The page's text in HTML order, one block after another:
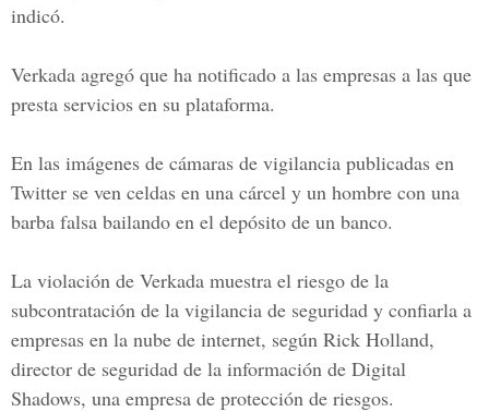
indicó.
Verkada agregó que ha notificado a las empresas a las que
presta servicios en su plataforma.
En las imágenes de cámaras de vigilancia publicadas en
Twitter se ven celdas en una cárcel y un hombre con una
barba falsa bailando en el depósito de un banco.
La violación de Verkada muestra el riesgo de la
subcontratación de la vigilancia de seguridad y confiarla a
empresas en la nube de internet, según Rick Holland,
director de seguridad de la información de Digital
Shadows, una empresa de protección de riesgos.